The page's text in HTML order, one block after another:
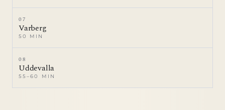
07
Varberg
50 MIN
08
Uddevalla
55–60 MIN